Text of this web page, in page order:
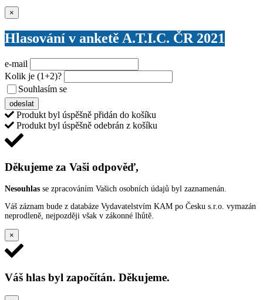
×
Hlasování v anketě A.T.I.C. ČR 2021
e-mail
Kolik je (1+2)?
Souhlasím se
odeslat
Produkt byl úspěšně přidán do košíku
Produkt byl úspěšně odebrán z košíku
Děkujeme za Vaši odpověď,
Nesouhlas se zpracováním Vašich osobních údajů byl zaznamenán.
Váš záznam bude z databáze Vydavatelstvím KAM po Česku s.r.o. vymazán
neprodleně, nejpozději však v zákonné lhůtě.
×
Váš hlas byl započítán. Děkujeme.